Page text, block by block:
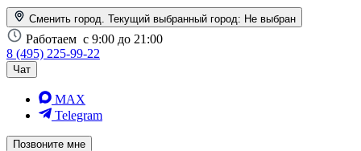
Сменить город. Текущий выбранный город: Не выбран
Работаем с 9:00 до 21:00
8 (495) 225-99-22
Чат
MAX
Telegram
Позвоните мне